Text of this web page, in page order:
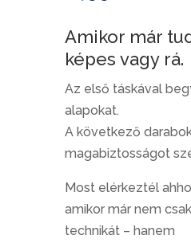
Amikor már
képes vagy rá.
Az első táskával
alapokat.
A következő
magabiztosságot
Most elérkeztél
amikor már nem
technikát – hanem